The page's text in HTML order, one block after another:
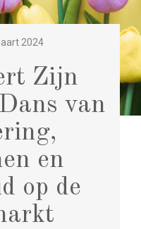
2024
Zijn
van
en
op de